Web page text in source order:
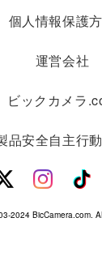
個人情報保護
運営会社
ビックカメラ
品安全自主行
2024 BicCamera.com.